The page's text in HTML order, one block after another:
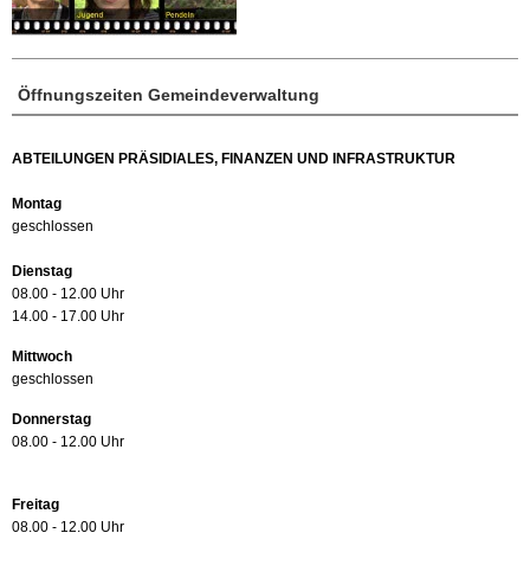
Öffnungszeiten Gemeindeverwaltung
ABTEILUNGEN PRÄSIDIALES, FINANZEN UND INFRASTRUKTUR
Montag
geschlossen
Dienstag
08.00 - 12.00 Uhr
14.00 - 17.00 Uhr
Mittwoch
geschlossen
Donnerstag
08.00 - 12.00 Uhr
Freitag
08.00 - 12.00 Uhr